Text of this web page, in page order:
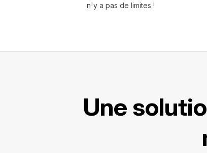
n'y a pas de limites !
Une